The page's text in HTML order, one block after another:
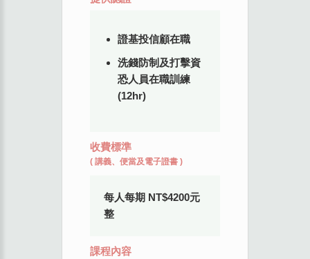
證基投信顧在職
洗錢防制及打擊資
恐人員在職訓練
(12hr)
收費標準
( 講義、便當及電子證書 )
每人每期 NT$4200元
整
課程內容